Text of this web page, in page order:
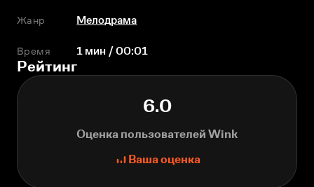
Жанр Мелодрама
Время 1 мин / 00:01
Рейтинг
6.0
Оценка пользователей Wink
Ваша оценка